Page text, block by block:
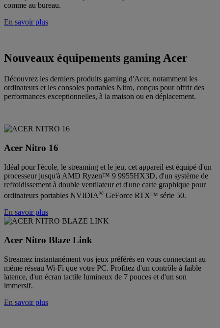
comme au bureau.
En savoir plus
Nouveaux équipements gaming Acer
Découvrez les derniers produits gaming d'Acer, notamment les
ordinateurs et les consoles portables Nitro, conçus pour offrir des
performances exceptionnelles, à la maison ou en déplacement.
Acer Nitro 16
Idéal pour l'école, le streaming et le jeu, cet appareil est équipé d'un
processeur jusqu'à AMD Ryzen™ 9 9955HX3D, d'un système de
refroidissement à double ventilateur et d'une carte graphique pour
ordinateurs portables NVIDIA® GeForce RTX™ série 50.
En savoir plus
Acer Nitro Blaze Link
Streamez instantanément vos jeux préférés en vous connectant au
même réseau Wi-Fi que votre PC. Profitez d'un contrôle à faible
latence, d'un écran tactile lumineux de 7 pouces et d'un son
immersif.
En savoir plus